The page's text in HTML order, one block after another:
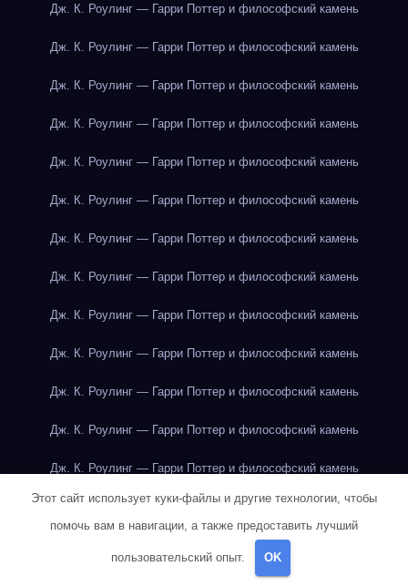
Дж. К. Роулинг — Гарри Поттер и философский камень
Дж. К. Роулинг — Гарри Поттер и философский камень
Дж. К. Роулинг — Гарри Поттер и философский камень
Дж. К. Роулинг — Гарри Поттер и философский камень
Дж. К. Роулинг — Гарри Поттер и философский камень
Дж. К. Роулинг — Гарри Поттер и философский камень
Дж. К. Роулинг — Гарри Поттер и философский камень
Дж. К. Роулинг — Гарри Поттер и философский камень
Дж. К. Роулинг — Гарри Поттер и философский камень
Дж. К. Роулинг — Гарри Поттер и философский камень
Дж. К. Роулинг — Гарри Поттер и философский камень
Дж. К. Роулинг — Гарри Поттер и философский камень
Дж. К. Роулинг — Гарри Поттер и философский камень
Дж. К. Роулинг — Гарри Поттер и философский камень
Дж. К. Роулинг — Гарри Поттер и философский камень
Дж. К. Роулинг — Гарри Поттер и философский камень
Этот сайт использует куки-файлы и другие технологии, чтобы
помочь вам в навигации, а также предоставить лучший
пользовательский опыт. OK